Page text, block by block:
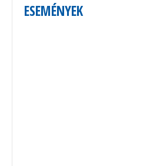
ESEMÉNYEK